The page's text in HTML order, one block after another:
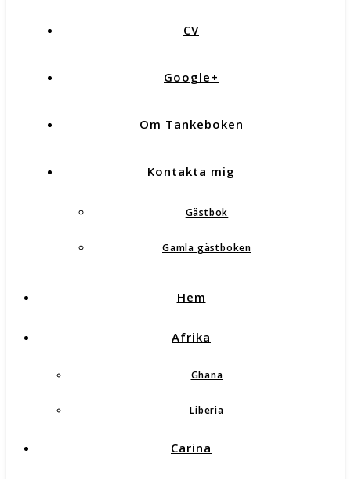
CV
Google+
Om Tankeboken
Kontakta mig
Gästbok
Gamla gästboken
Hem
Afrika
Ghana
Liberia
Carina